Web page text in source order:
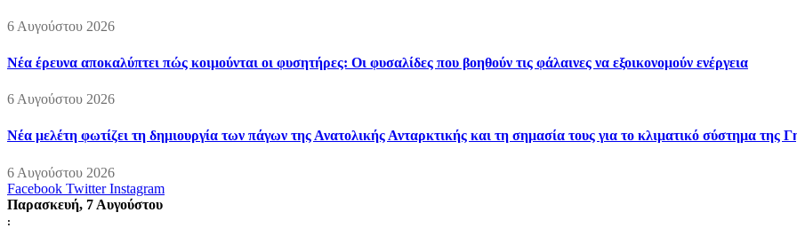
6 Αυγούστου 2026
Νέα έρευνα αποκαλύπτει πώς κοιμούνται οι φυσητήρες: Οι φυσαλίδες που βοηθούν τις φάλαινες να εξοικονομούν ενέργεια
6 Αυγούστου 2026
Νέα μελέτη φωτίζει τη δημιουργία των πάγων της Ανατολικής Ανταρκτικής και τη σημασία τους για το κλιματικό σύστημα της
6 Αυγούστου 2026
Facebook Twitter Instagram
Παρασκευή, 7 Αυγούστου
: